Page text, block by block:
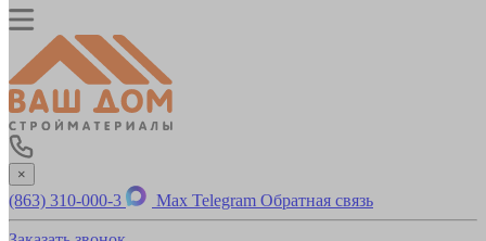
×
(863) 310-000-3 Max Telegram Обратная связь